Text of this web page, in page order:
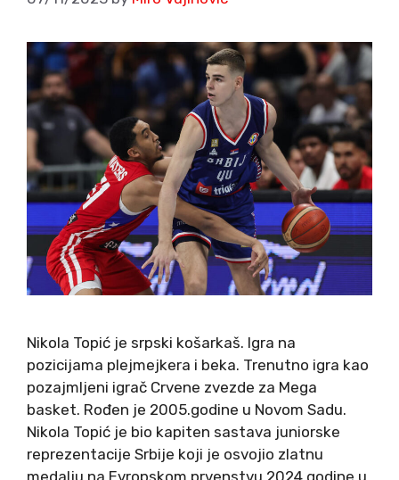
Nikola Topić je srpski košarkaš. Igra na
pozicijama plejmejkera i beka. Trenutno igra kao
pozajmljeni igrač Crvene zvezde za Mega
basket. Rođen je 2005.godine u Novom Sadu.
Nikola Topić je bio kapiten sastava juniorske
reprezentacije Srbije koji je osvojio zlatnu
medalju na Evropskom prvenstvu 2024.godine u